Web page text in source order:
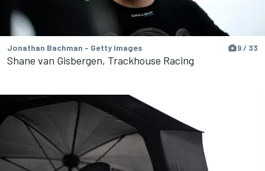
Jonathan Bachman - Getty Images 9 / 33
Shane van Gisbergen, Trackhouse Racing